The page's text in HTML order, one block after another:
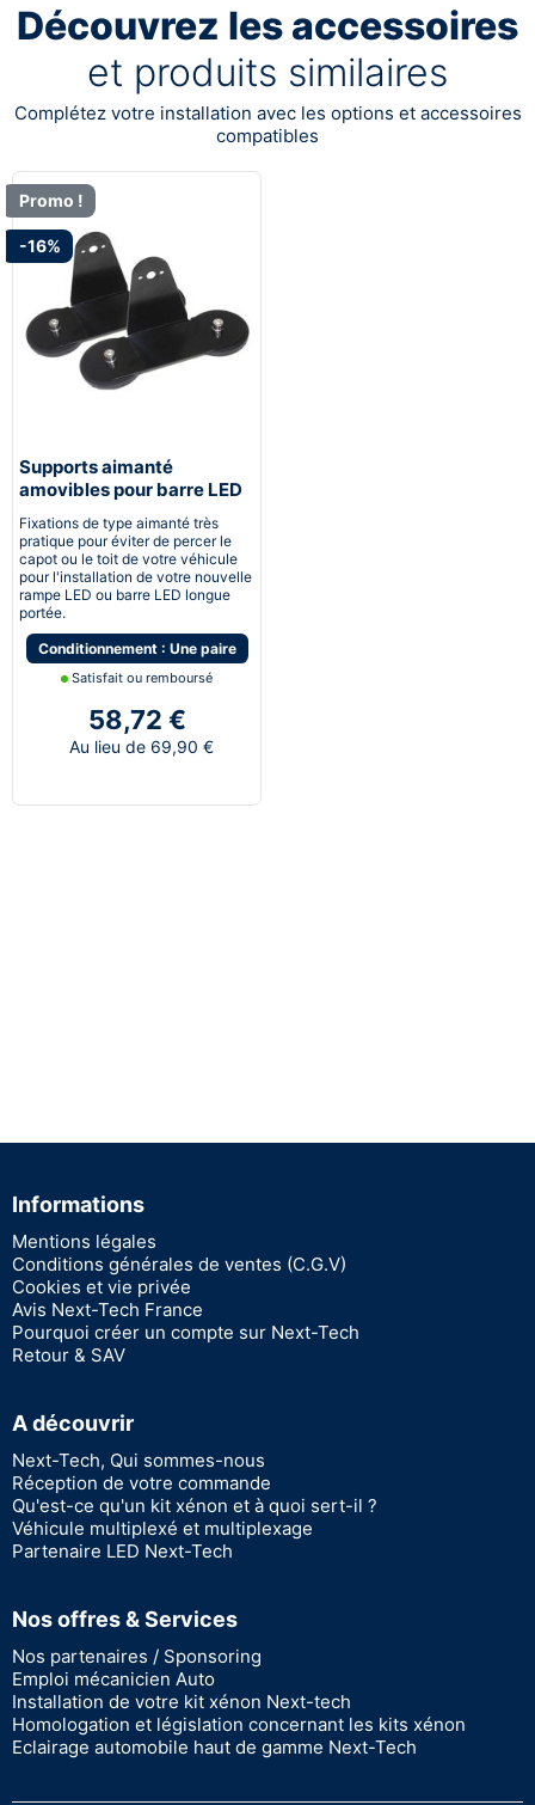
Découvrez les accessoires
et produits similaires
Complétez votre installation avec les options et accessoires
compatibles
Promo !
-16%
Supports aimanté
amovibles pour barre LED
et rampe LED longue
portée
Fixations de type aimanté très
pratique pour éviter de percer le
capot ou le toit de votre véhicule
pour l'installation de votre nouvelle
rampe LED ou barre LED longue
portée.
Conditionnement : Une paire
Satisfait ou remboursé
58,72 €
Au lieu de 69,90 €
Informations
Mentions légales
Conditions générales de ventes (C.G.V)
Cookies et vie privée
Avis Next-Tech France
Pourquoi créer un compte sur Next-Tech
Retour & SAV
A découvrir
Next-Tech, Qui sommes-nous
Réception de votre commande
Qu'est-ce qu'un kit xénon et à quoi sert-il ?
Véhicule multiplexé et multiplexage
Partenaire LED Next-Tech
Nos offres & Services
Nos partenaires / Sponsoring
Emploi mécanicien Auto
Installation de votre kit xénon Next-tech
Homologation et législation concernant les kits xénon
Eclairage automobile haut de gamme Next-Tech